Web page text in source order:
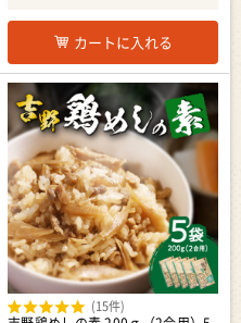
カートに入れる
(15件)